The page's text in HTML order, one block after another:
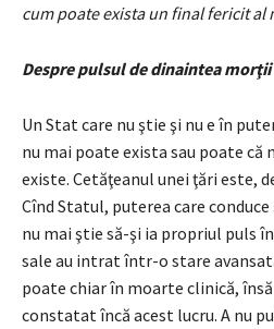
cum poate exista un final fericit
Despre pulsul de dinaintea
Un Stat care nu ştie şi nu e în
nu mai poate exista sau poate că
existe. Cetăţeanul unei ţări este,
Cînd Statul, puterea care
nu mai ştie să-şi ia propriul puls
sale au intrat într-o stare
poate chiar în moarte clinică,
constatat încă acest lucru. A nu